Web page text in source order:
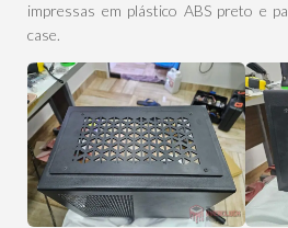
impressas em plástico ABS preto e
case.